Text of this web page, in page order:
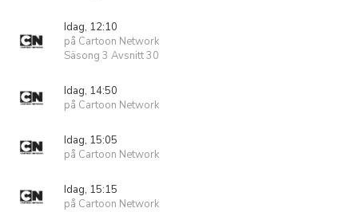
Idag, 12:10
på Cartoon Network
Säsong 3 Avsnitt 30
Idag, 14:50
på Cartoon Network
Idag, 15:05
på Cartoon Network
Idag, 15:15
på Cartoon Network